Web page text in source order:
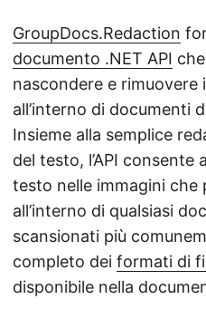
GroupDocs.Redaction
documento .NET API
nascondere e
all’interno di documenti
Insieme alla semplice
del testo, l’API
testo nelle immagini
all’interno di qualsiasi
scansionati più
completo dei formati di
disponibile nella